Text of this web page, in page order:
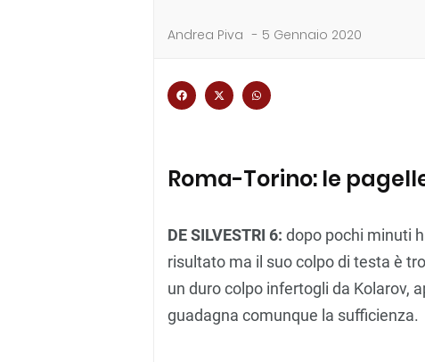
Andrea Piva - 5 Gennaio 2020
Roma-Torino: le
DE SILVESTRI 6: dopo pochi minuti
risultato ma il suo colpo di testa è
un duro colpo infertogli da Kolarov,
guadagna comunque la sufficienza.